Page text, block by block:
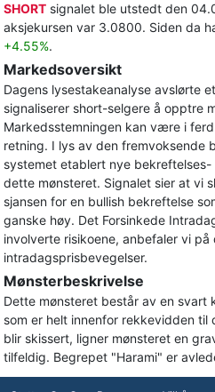
SHORT signalet ble utstedt den
aksjekursen var 3.0800. Siden da
+4.55%.
Markedsoversikt
Dagens lysestakeanalyse avslørte
signaliserer short-selgere å opptre
Markedsstemningen kan være i
retning. I lys av den fremvoksende
systemet etablert nye
dette mønsteret. Signalet sier at vi
sjansen for en bullish bekreftelse
ganske høy. Det Forsinkede
involverte risikoene, anbefaler vi
intradagsprisbevegelser.
Mønsterbeskrivelse
Dette mønsteret består av en svart
som er helt innenfor rekkevidden
blir skissert, ligner mønsteret en
tilfeldig. Begrepet "Harami" er